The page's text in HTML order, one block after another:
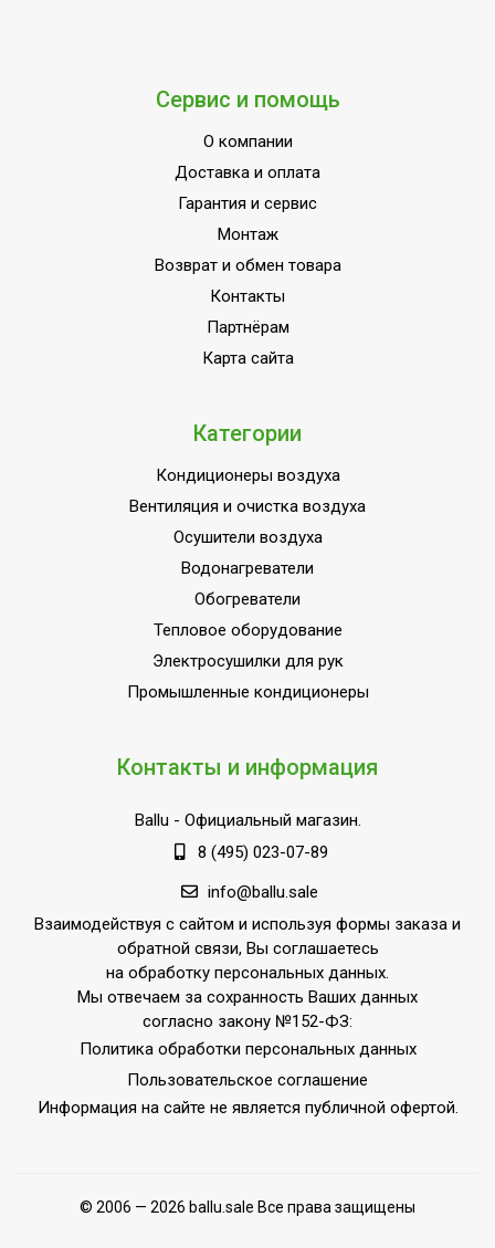
IP54
Сервис и помощь
О компании
Доставка и оплата
Гарантия и сервис
Монтаж
Возврат и обмен товара
Контакты
Партнёрам
Карта сайта
Категории
Кондиционеры воздуха
Вентиляция и очистка воздуха
Осушители воздуха
Водонагреватели
Обогреватели
Тепловое оборудование
Электросушилки для рук
Промышленные кондиционеры
Контакты и информация
Ballu - Официальный магазин.
8 (495) 023-07-89
info@ballu.sale
Взаимодействуя с сайтом и используя формы заказа и
обратной связи, Вы соглашаетесь
на обработку персональных данных.
Мы отвечаем за сохранность Ваших данных
согласно закону №152-ФЗ:
Политика обработки персональных данных
Пользовательское соглашение
Информация на сайте не является публичной офертой.
© 2006 — 2026 ballu.sale Все права защищены